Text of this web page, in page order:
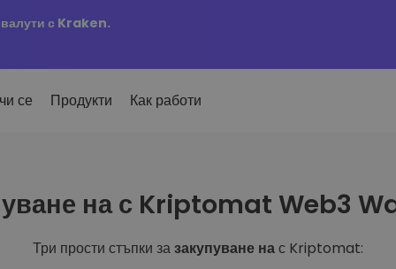
с Kraken.
добавени
добавени токени в
купил за 100 €…
се Продукти
на KriptoEarn
криптовалута
Как работи
на с Kriptomat Web3
Три прости стъпки зазакупуване нас Kriptomat: